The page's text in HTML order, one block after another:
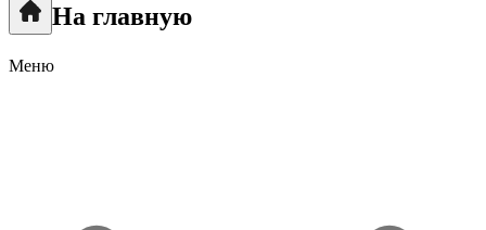
На главную
Меню